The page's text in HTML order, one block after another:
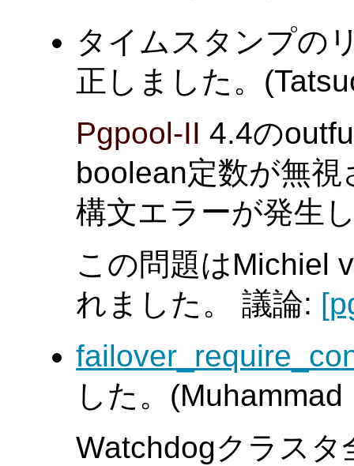
タイムスタンプの
正しました。
Pgpool-II 4.4の
boolean定数が無
構文エラーが発生
この問題はMichiel
れました。 議論:
した。(Muhammad
Watchdogクラス